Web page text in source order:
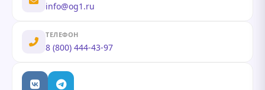
info@og1.ru
ТЕЛЕФОН
8 (800) 444-43-97